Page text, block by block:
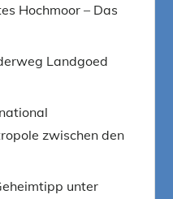
Hochmoor – Das
Landgoed
zwischen den
unter